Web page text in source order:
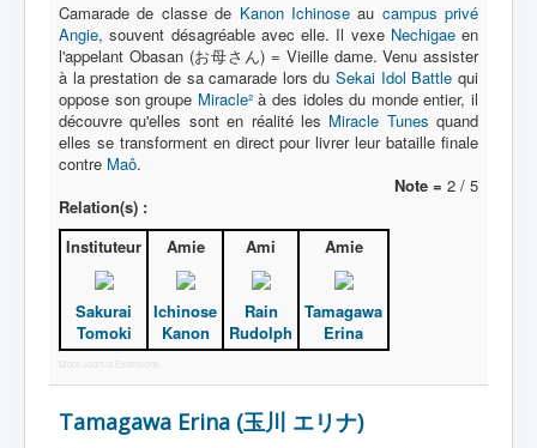
Camarade de classe de Kanon Ichinoseau campus privé
Angie, souvent désagréable avec elle. Il vexe Nechigaeen
l'appelant Obasan (お母さん) = Vieille dame. Venu assister
à la prestation de sa camarade lors duSekai Idol Battle qui
oppose son groupe Miracle²à des idoles du monde entier, il
découvre qu'elles sont en réalité les Miracle Tunes quand
elles se transforment en direct pour livrer leur bataille finale
contre Maô.
Note = 2 / 5
Relation(s) :
Instituteur
Sakurai
Tomoki
Amie
Ichinose
Kanon
Ami
Rain
Rudolph
Amie
Tamagawa
Erina
More Joomla Extensions
Tamagawa Erina (玉川 エリナ)